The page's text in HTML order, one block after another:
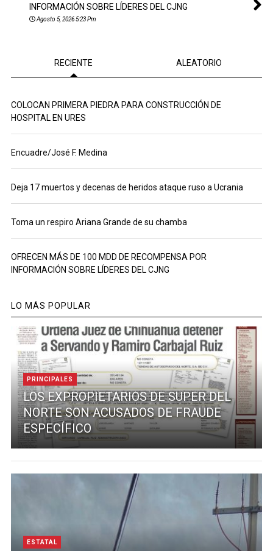
INFORMACIÓN SOBRE LÍDERES DEL CJNG
Agosto 5, 2026 5:23 Pm
RECIENTE ALEATORIO
COLOCAN PRIMERA PIEDRA PARA CONSTRUCCIÓN DE
HOSPITAL EN URES
Encuadre/José F. Medina
Deja 17 muertos y decenas de heridos ataque ruso a Ucrania
Toma un respiro Ariana Grande de su chamba
OFRECEN MÁS DE 100 MDD DE RECOMPENSA POR
INFORMACIÓN SOBRE LÍDERES DEL CJNG
LO MÁS POPULAR
PRINCIPALES
LOS EXPROPIETARIOS DE SUPER DEL
NORTE SON ACUSADOS DE FRAUDE
ESPECÍFICO
ESTATAL